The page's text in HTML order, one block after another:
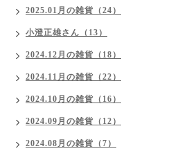
2025.01月の雑貨（24）
小澄正雄さん（13）
2024.12月の雑貨（18）
2024.11月の雑貨（22）
2024.10月の雑貨（16）
2024.09月の雑貨（12）
2024.08月の雑貨（7）